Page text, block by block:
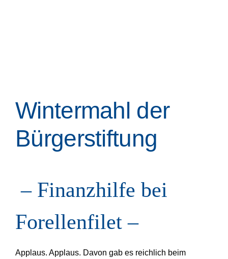
Wintermahl der
Bürgerstiftung
– Finanzhilfe bei
Forellenfilet –
Applaus. Applaus. Davon gab es reichlich beim